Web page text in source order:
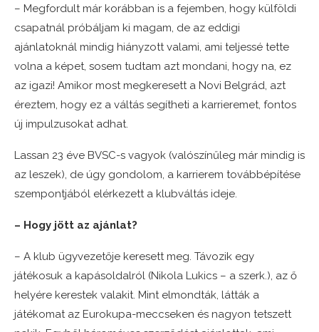
– Megfordult már korábban is a fejemben, hogy külföldi
csapatnál próbáljam ki magam, de az eddigi
ajánlatoknál mindig hiányzott valami, ami teljessé tette
volna a képet, sosem tudtam azt mondani, hogy na, ez
az igazi! Amikor most megkeresett a Novi Belgrád, azt
éreztem, hogy ez a váltás segítheti a karrieremet, fontos
új impulzusokat adhat.
Lassan 23 éve BVSC-s vagyok (valószínűleg már mindig is
az leszek), de úgy gondolom, a karrierem továbbépítése
szempontjából elérkezett a klubváltás ideje.
– Hogy jött az ajánlat?
– A klub ügyvezetője keresett meg. Távozik egy
játékosuk a kapásoldalról (Nikola Lukics – a szerk.), az ő
helyére kerestek valakit. Mint elmondták, látták a
játékomat az Eurokupa-meccseken és nagyon tetszett